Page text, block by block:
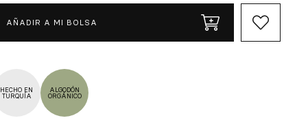
AÑADIR A MI BOLSA
HECHO EN
TURQUÍA
ALGODÓN
ORGÁNICO